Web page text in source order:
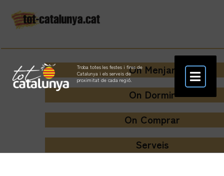
Troba totes les festes i fires de
Catalunya i els serveis de
proximitat de cada regió.
On Menjar
On Dormir
On Comprar
Serveis